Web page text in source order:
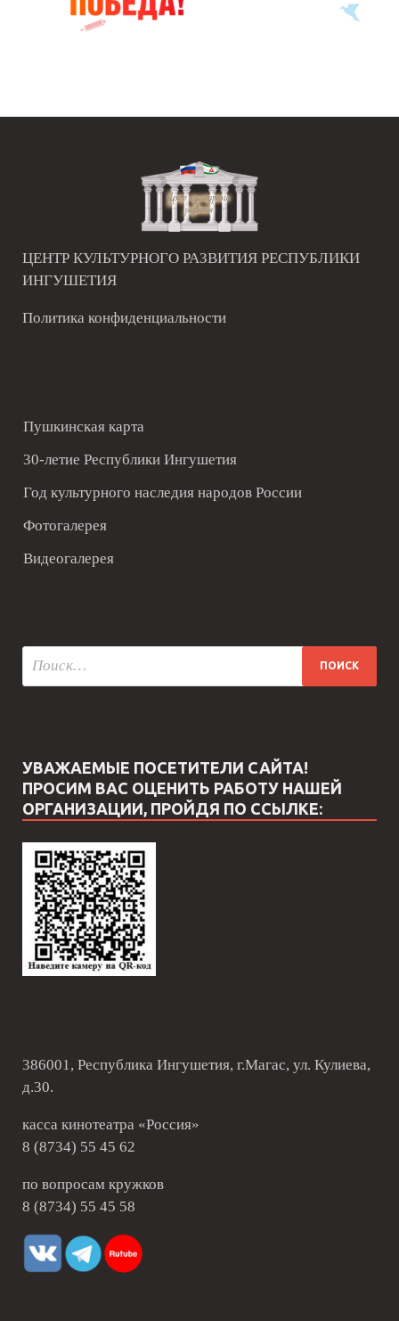
ЦЕНТР КУЛЬТУРНОГО РАЗВИТИЯ РЕСПУБЛИКИ
ИНГУШЕТИЯ
Политика конфиденциальности
Пушкинская карта
30-летие Республики Ингушетия
Год культурного наследия народов России
Фотогалерея
Видеогалерея
УВАЖАЕМЫЕ ПОСЕТИТЕЛИ САЙТА!
ПРОСИМ ВАС ОЦЕНИТЬ РАБОТУ НАШЕЙ
ОРГАНИЗАЦИИ, ПРОЙДЯ ПО ССЫЛКЕ:
386001, Республика Ингушетия, г.Магас, ул. Кулиева,
д.30.
касса кинотеатра «Россия»
8 (8734) 55 45 62
по вопросам кружков
8 (8734) 55 45 58